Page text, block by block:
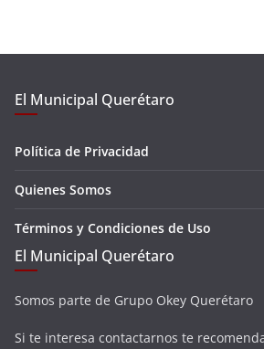
El Municipal Querétaro
Política de Privacidad
Quienes Somos
Términos y Condiciones de Uso
El Municipal Querétaro
Somos parte de Grupo Okey Querétaro
Si te interesa contactarnos te